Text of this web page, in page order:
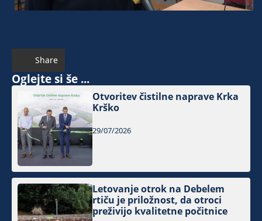
Share
Oglejte si še ...
Otvoritev čistilne naprave Krka
Krško
29/07/2026
Letovanje otrok na Debelem
rtiču je priložnost, da otroci
preživijo kvalitetne počitnice